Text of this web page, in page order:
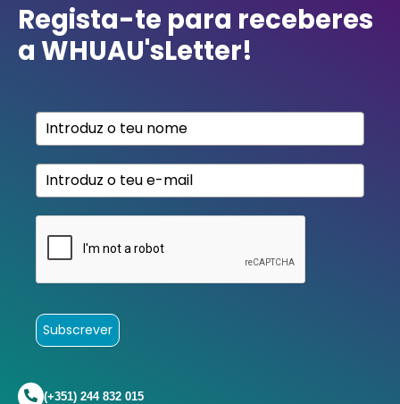
Regista-te para receberes
a WHUAU'sLetter!
Subscrever
(+351) 244 832 015